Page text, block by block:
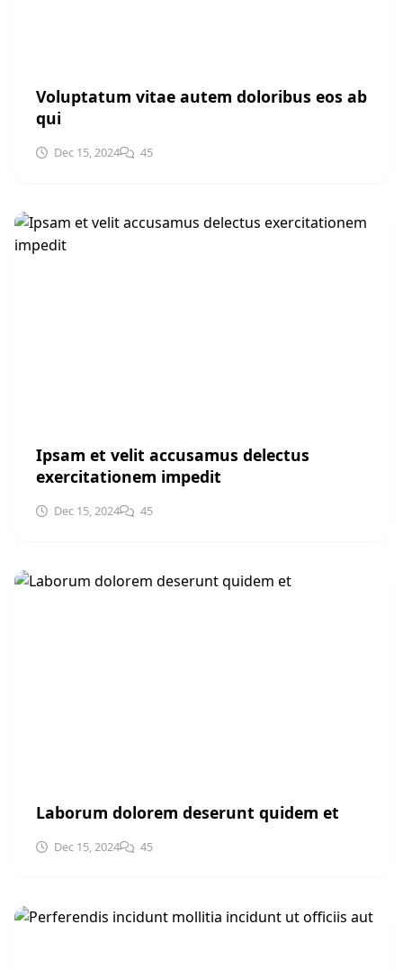
Voluptatum vitae autem doloribus eos ab
qui
Dec 15, 2024 45
Ipsam et velit accusamus delectus
exercitationem impedit
Dec 15, 2024 45
Laborum dolorem deserunt quidem et
Dec 15, 2024 45